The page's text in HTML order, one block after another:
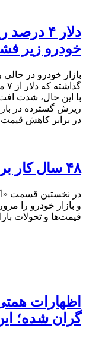
خودرو زیر
بازار خودرو در
با این حال، شدت افت
ریزش گسترده در
در برابر کاهش
۴۸ سال کار برای خرید یک تویوتا کمری
در نخستین قسمت
و بازار خودرو را
قیمت‌ها و تحولات
گران شده؛